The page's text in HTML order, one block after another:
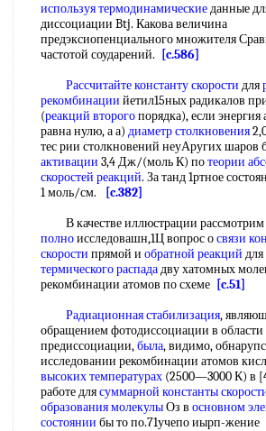
используя термодинамическиеданные
диссоциации Btj. Какова величина
предэксиопенциального множителя
частотой соударений.
[c.586]
Рассчитайте константу скорости для
рекомбинации йетил15ных радикалов
(реакций второгопорядка), если энергия
равна нулю, а а) диаметр столкновения
тес рии столкновений неуАругих шаров
активации 3,4 Дж/(моль К) потеории
скоростей реакций. За танд 1ртное
1 моль/см.
[c.382]
В качестве иллюстрации рассмотрим
полноисследовашн,1Ц вопрос освязи
скорости прямой и обратной реакций для
термического распададву хатомных
рекомбинации атомов по схеме [c.51]
Радиационная стабилизация,
обращением фотодиссоциации в области
предиссоциации,была, видимо,
исследовании рекомбинации атомов
высоких температурах (2500—3000 К) в
работе длясуммарной константы
образования молекулыОз в основном
состоянии бы то по.71учепо иырп-жение